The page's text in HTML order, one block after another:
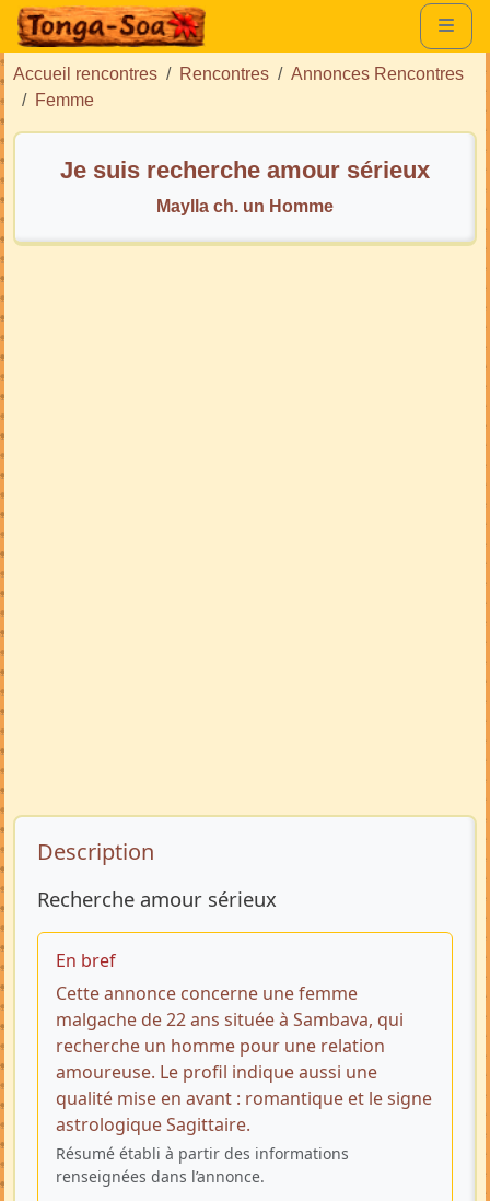
Accueil rencontres Rencontres
Annonces Rencontres
Femme
Je suis recherche amour sérieux
Maylla ch. un Homme
Description de l’annonce
Description
Recherche amour sérieux
En bref
Cette annonce concerne une femme
malgache de 22 ans située à Sambava, qui
recherche un homme pour une relation
amoureuse. Le profil indique aussi une
qualité mise en avant : romantique et le signe
astrologique Sagittaire.
Résumé établi à partir des informations
renseignées dans l’annonce.